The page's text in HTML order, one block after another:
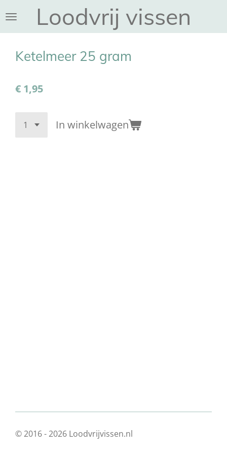
direct
naar
hoofdinhoud
Loodvrij vissen
Ketelmeer 25 gram
€ 1,95
In winkelwagen
© 2016 - 2026 Loodvrijvissen.nl